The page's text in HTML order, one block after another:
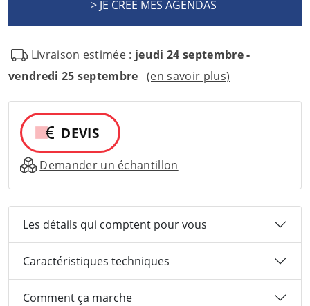
Livraison estimée : jeudi 24 septembre -
vendredi 25 septembre (en savoir plus)
DEVIS
Demander un échantillon
Les détails qui comptent pour vous
Caractéristiques techniques
Comment ça marche